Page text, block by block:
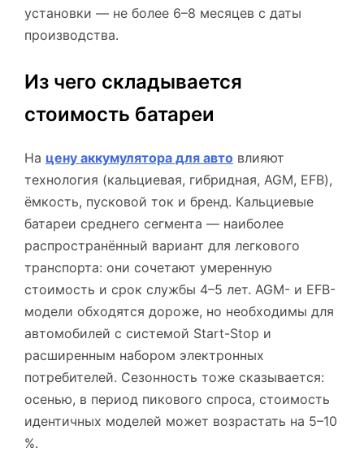
установки — не более 6–8 месяцев с даты
производства.
Из чего складывается
стоимость батареи
На цену аккумулятора для авто влияют
технология (кальциевая, гибридная, AGM, EFB),
ёмкость, пусковой ток и бренд. Кальциевые
батареи среднего сегмента — наиболее
распространённый вариант для легкового
транспорта: они сочетают умеренную
стоимость и срок службы 4–5 лет. AGM- и EFB-
модели обходятся дороже, но необходимы для
автомобилей с системой Start-Stop и
расширенным набором электронных
потребителей. Сезонность тоже сказывается:
осенью, в период пикового спроса, стоимость
идентичных моделей может возрастать на 5–10
%.